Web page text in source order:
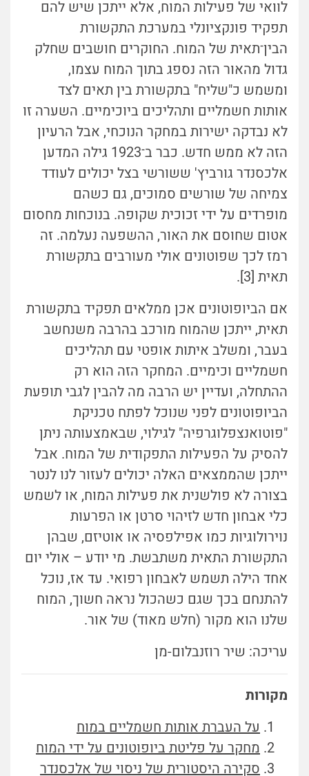
לוואי של פעילות המוח, אלא ייתכן שיש להם
תפקיד פונקציונלי במערכת התקשורת
הבין־תאית של המוח. החוקרים חושבים שחלק
גדול מהאור הזה נספג בתוך המוח עצמו,
ומשמש כ"שליח" בתקשורת בין תאים לצד
אותות חשמליים ותהליכים ביוכימיים. השערה זו
לא נבדקה ישירות במחקר הנוכחי, אבל הרעיון
הזה לא ממש חדש. כבר ב־
1923 גילה המדען
אלכסנדר גורביץ' ששורשי בצל יכולים לעודד
צמיחה של שורשים סמוכים, גם כשהם
מופרדים על ידי זכוכית שקופה. בנוכחות מחסום
אטום שחוסם את האור, ההשפעה נעלמה. זה
רמז לכך שפוטונים אולי מעורבים בתקשורת
תאית [3].
אם הביופוטונים אכן ממלאים תפקיד בתקשורת
תאית, ייתכן שהמוח מורכב בהרבה משנחשב
בעבר, ומשלב איתות אופטי עם תהליכים
חשמליים וכימיים. המחקר הזה הוא רק
ההתחלה, ועדיין יש הרבה מה להבין לגבי תופעת
הביופוטונים לפני שנוכל לפתח טכניקת
"פוטואנצפלוגרפיה" לגילוי, שבאמצעותה ניתן
להסיק על הפעילות התפקודית של המוח. אבל
ייתכן שהממצאים האלה יכולים לעזור לנו לנטר
בצורה לא פולשנית את פעילות המוח, או לשמש
כלי אבחון חדש לזיהוי סרטן או הפרעות
נוירולוגיות כמו אפילפסיה או אוטיזם, שבהן
התקשורת התאית משתבשת. מי יודע – אולי יום
אחד הילה תשמש לאבחון רפואי. עד אז, נוכל
להתנחם בכך שגם כשהכול נראה חשוך, המוח
שלנו הוא מקור (חלש מאוד) של אור.
עריכה: שיר רוזנבלום-מן
מקורות
על העברת אותות חשמליים במוח
מחקר על פליטת ביופוטונים על ידי המוח
סקירה היסטורית של ניסוי של אלכסנדר